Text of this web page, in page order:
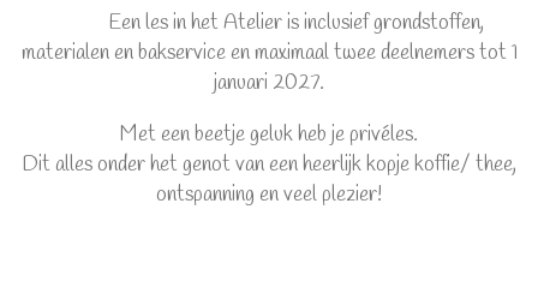
Een les in het Atelier is inclusief grondstoffen,
materialen en bakservice en maximaal twee deelnemers tot 1
januari 2027.
Met een beetje geluk heb je privéles.
Dit alles onder het genot van een heerlijk kopje koffie/ thee,
ontspanning en veel plezier!